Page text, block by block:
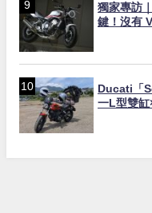
獨家專訪
鍵！沒有
Ducati「
一L型雙缸